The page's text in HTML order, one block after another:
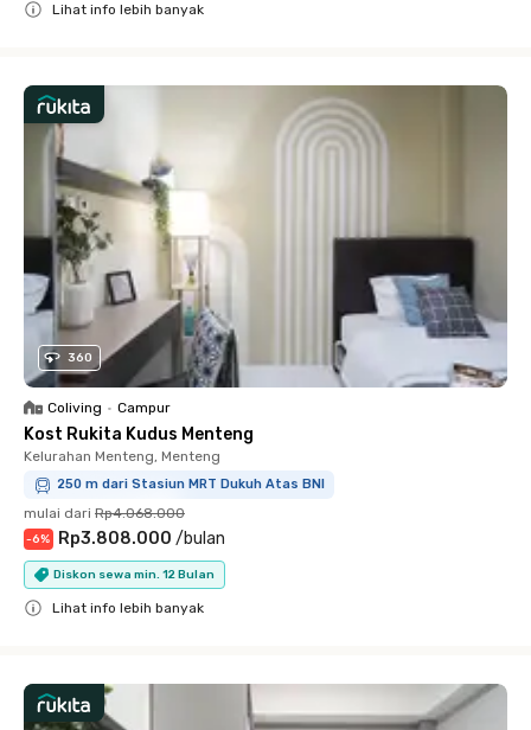
Lihat info lebih banyak
360
Coliving • Campur
Kost Rukita Kudus Menteng
Kelurahan Menteng, Menteng
250 m dari Stasiun MRT Dukuh Atas BNI
mulai dari Rp4.068.000
-6% Rp3.808.000 /bulan
Diskon sewa min. 12 Bulan
Lihat info lebih banyak